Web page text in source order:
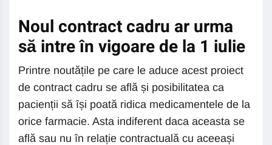
Noul contract cadru ar urma
să intre în vigoare de la 1 iulie
Printre noutățile pe care le aduce acest proiect
de contract cadru se află și posibilitatea ca
pacienții să își poată ridica medicamentele de la
orice farmacie. Asta indiferent daca aceasta se
află sau nu în relație contractuală cu aceeași